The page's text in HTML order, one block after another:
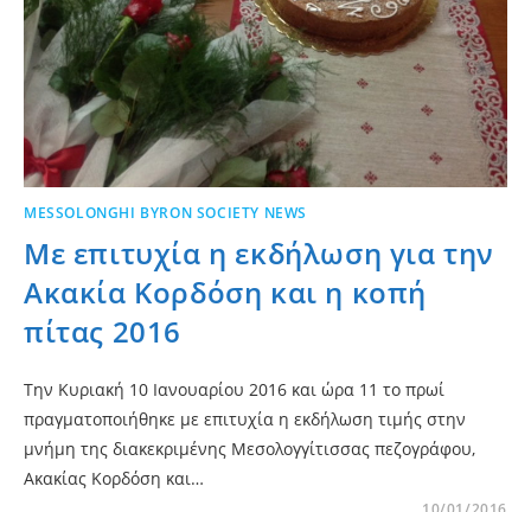
MESSOLONGHI BYRON SOCIETY NEWS
Με επιτυχία η εκδήλωση για την
Ακακία Κορδόση και η κοπή
πίτας 2016
Την Κυριακή 10 Ιανουαρίου 2016 και ώρα 11 το πρωί
πραγματοποιήθηκε με επιτυχία η εκδήλωση τιμής στην
μνήμη της διακεκριμένης Μεσολογγίτισσας πεζογράφου,
Ακακίας Κορδόση και…